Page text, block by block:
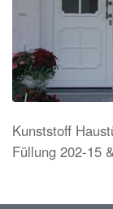
Kunststoff
Füllung 202-15